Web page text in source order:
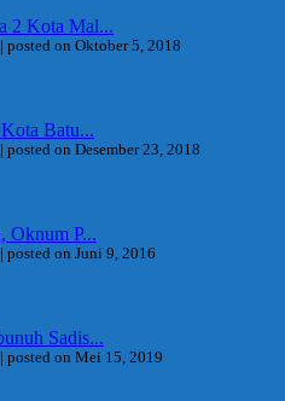
2 Kota Mal...
| posted on Oktober 5, 2018
Batu...
| posted on Desember 23, 2018
Oknum P...
| posted on Juni 9, 2016
Sadis...
| posted on Mei 15, 2019